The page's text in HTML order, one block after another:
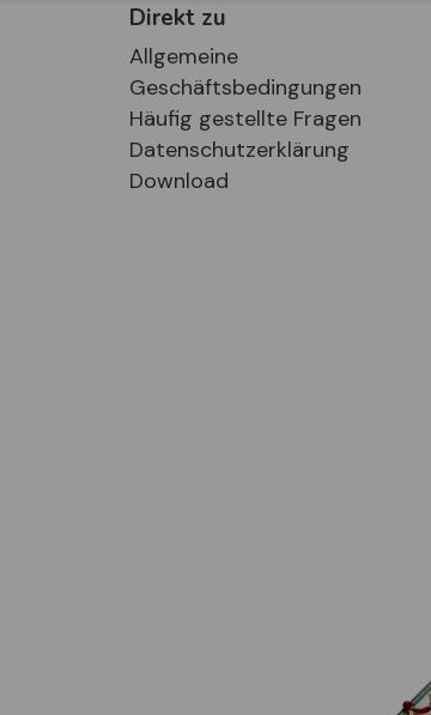
Direkt zu
Allgemeine
Geschäftsbedingungen
Häufig gestellte Fragen
Datenschutzerklärung
Download